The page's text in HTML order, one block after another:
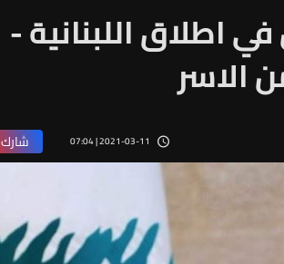
اطلاق اللبنانية -
الاسر
2021-03-11 | 07:04 شارك